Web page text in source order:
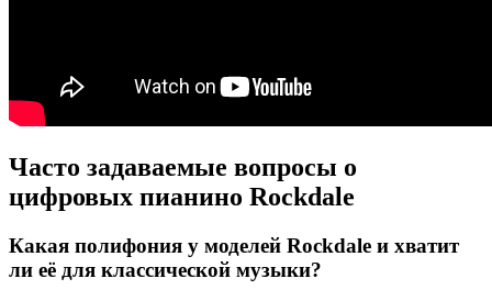
Часто задаваемые вопросы о
цифровых пианино Rockdale
Какая полифония у моделей Rockdale и хватит
ли её для классической музыки?